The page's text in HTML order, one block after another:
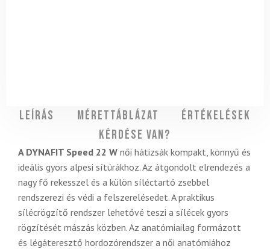
Leírás Mérettáblázat
Értékelések
Kérdése van?
A DYNAFIT Speed 22 W női hátizsák kompakt, könnyű és
ideális gyors alpesi sítúrákhoz. Az átgondolt elrendezés a
nagy fő rekesszel és a külön síléctartó zsebbel
rendszerezi és védi a felszerelésedet. A praktikus
sílécrögzítő rendszer lehetővé teszi a sílécek gyors
rögzítését mászás közben. Az anatómiailag formázott
és légáteresztő hordozórendszer a női anatómiához